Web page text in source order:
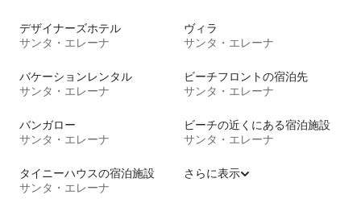
デザイナーズホテル
サンタ・エレーナ
ヴィラ
サンタ・エレーナ
バケーションレンタル
サンタ・エレーナ
ビーチフロントの宿泊先
サンタ・エレーナ
バンガロー
サンタ・エレーナ
ビーチの近くにある宿泊施設
サンタ・エレーナ
タイニーハウスの宿泊施設
サンタ・エレーナ
さらに表示